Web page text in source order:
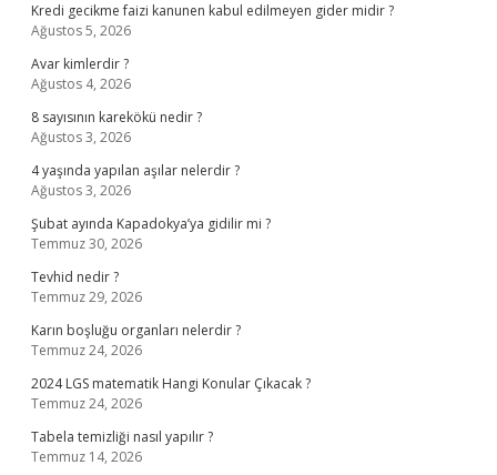
Kredi gecikme faizi kanunen kabul edilmeyen gider midir ?
Ağustos 5, 2026
Avar kimlerdir ?
Ağustos 4, 2026
8 sayısının karekökü nedir ?
Ağustos 3, 2026
4 yaşında yapılan aşılar nelerdir ?
Ağustos 3, 2026
Şubat ayında Kapadokya’ya gidilir mi ?
Temmuz 30, 2026
Tevhid nedir ?
Temmuz 29, 2026
Karın boşluğu organları nelerdir ?
Temmuz 24, 2026
2024 LGS matematik Hangi Konular Çıkacak ?
Temmuz 24, 2026
Tabela temizliği nasıl yapılır ?
Temmuz 14, 2026